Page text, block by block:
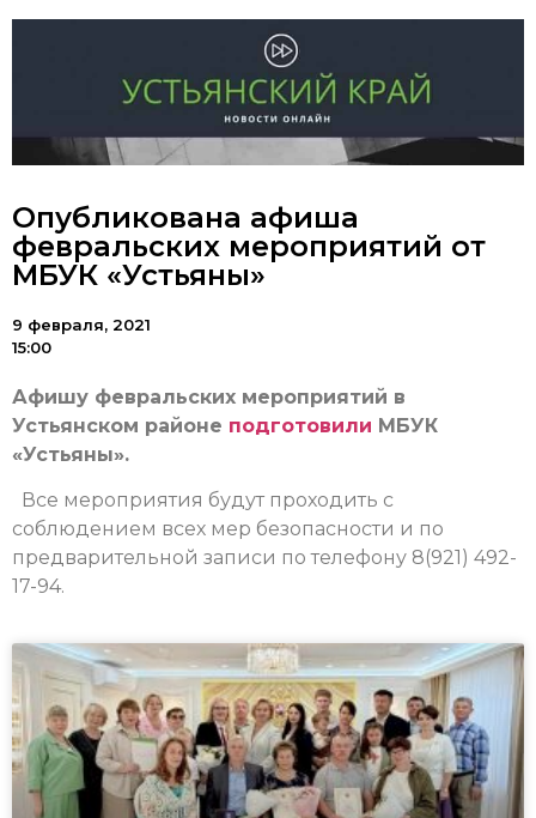
Опубликована афиша
февральских мероприятий от
МБУК «Устьяны»
9 февраля, 2021
15:00
Афишу февральских мероприятий в
Устьянском районе подготовили МБУК
«Устьяны».
Все мероприятия будут проходить с
соблюдением всех мер безопасности и по
предварительной записи по телефону 8(921) 492-
17-94.